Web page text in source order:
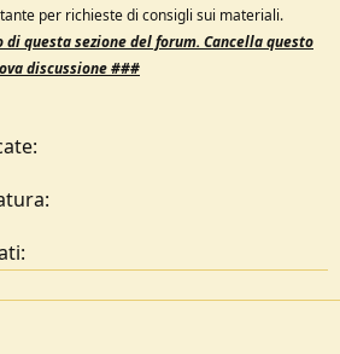
per richieste di consigli sui materiali.
di questa sezione del forum. Cancella questo
discussione ###